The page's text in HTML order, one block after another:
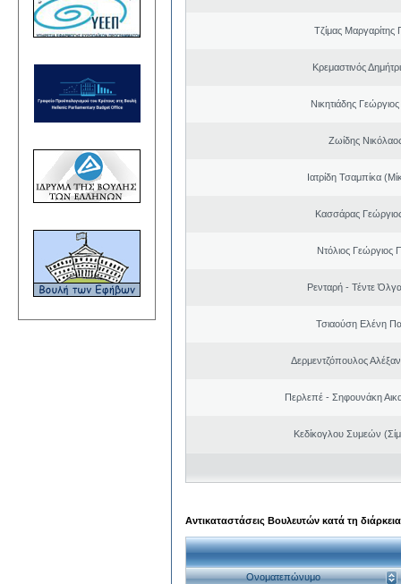
Τζίμας Μαργαρίτης
Κρεμαστινός
Νικητιάδης
Ζωίδης
Ιατρίδη Τσαμπίκα
Κασσάρας
Ντόλιος Γεώργιος
Ρενταρή - Τέντε
Τσιαούση Ελένη
Δερμεντζόπουλος
Περλεπέ - Σηφουνάκη
Κεδίκογλου Συμεών
Αντικαταστάσεις Βουλευτών κατά τη
Ονοματεπώνυμο